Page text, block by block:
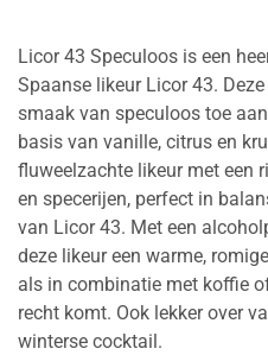
Licor 43 Speculoos is een
Spaanse likeur Licor 43.
smaak van speculoos toe
basis van vanille, citrus en
fluweelzachte likeur met een
en specerijen, perfect in
van Licor 43. Met een
deze likeur een warme,
als in combinatie met koffie
recht komt. Ook lekker over
winterse cocktail.